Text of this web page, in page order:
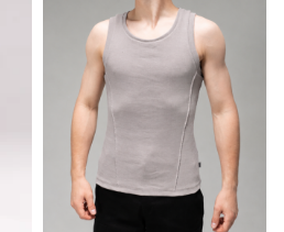
для повсякденного носіння
повсякденний
45% льон, 35% бавовна, 20% віскоза
україна